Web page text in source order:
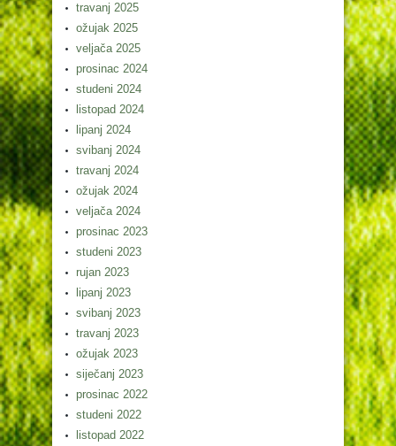
travanj 2025
ožujak 2025
veljača 2025
prosinac 2024
studeni 2024
listopad 2024
lipanj 2024
svibanj 2024
travanj 2024
ožujak 2024
veljača 2024
prosinac 2023
studeni 2023
rujan 2023
lipanj 2023
svibanj 2023
travanj 2023
ožujak 2023
siječanj 2023
prosinac 2022
studeni 2022
listopad 2022